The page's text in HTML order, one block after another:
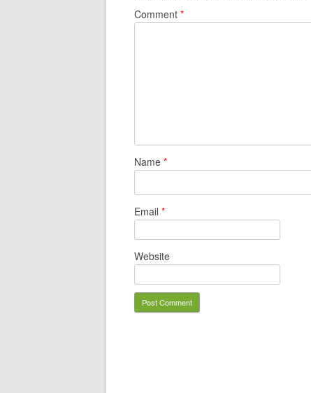
Comment *
Name *
Email *
Website